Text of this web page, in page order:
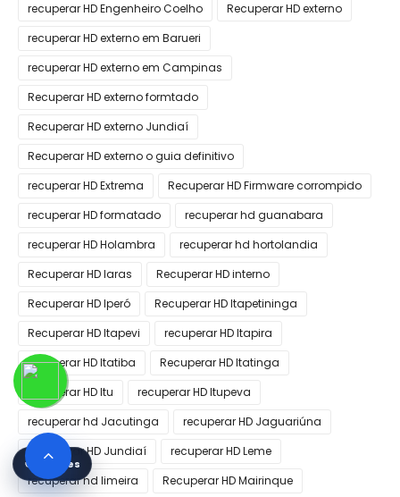
🍪 Cookies
recuperar HD Engenheiro Coelho
Recuperar HD externo
recuperar HD externo em Barueri
recuperar HD externo em Campinas
Recuperar HD externo formtado
Recuperar HD externo Jundiaí
Recuperar HD externo o guia definitivo
recuperar HD Extrema
Recuperar HD Firmware corrompido
recuperar HD formatado
recuperar hd guanabara
recuperar HD Holambra
recuperar hd hortolandia
Recuperar HD Iaras
Recuperar HD interno
Recuperar HD Iperó
Recuperar HD Itapetininga
Recuperar HD Itapevi
recuperar HD Itapira
recuperar HD Itatiba
Recuperar HD Itatinga
recuperar HD Itu
recuperar HD Itupeva
recuperar hd Jacutinga
recuperar HD Jaguariúna
Recuperar HD Jundiaí
recuperar HD Leme
recuperar hd limeira
Recuperar HD Mairinque